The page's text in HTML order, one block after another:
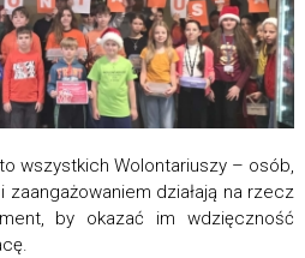
wszystkich Wolontariuszy – osób,
działają na rzecz
by okazać im wdzięczność